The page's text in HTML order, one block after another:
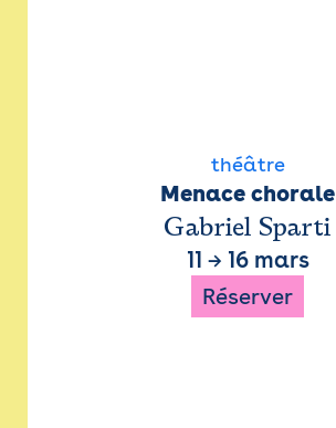
théâtre
Menace chorale
Gabriel Sparti
11 → 16 mars
Réserver